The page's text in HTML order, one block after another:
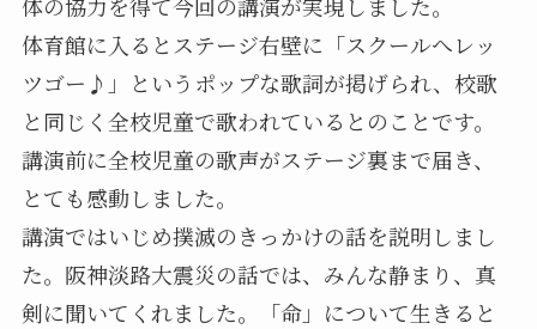
体育館に入るとステージ右壁に「スクールへレッ
ツゴー♪」というポップな歌詞が掲げられ、校歌
と同じく全校児童で歌われているとのことです。
講演前に全校児童の歌声がステージ裏まで届き、
とても感動しました。
講演ではいじめ撲滅のきっかけの話を説明しまし
た。阪神淡路大震災の話では、みんな静まり、真
剣に聞いてくれました。「命」について生きると